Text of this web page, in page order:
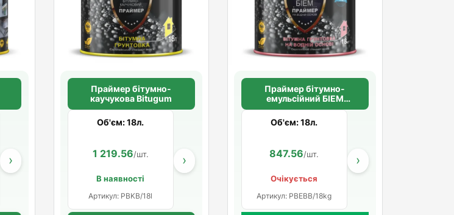
272.67
›
Праймер бітумно-
каучукова Bitugum
Об'єм: 18л.
1 219.56/шт.
В наявності
Артикул: PBKB/18l
402.22
›
Праймер бітумно-
емульсійний БІЕМ
BITUGUM
Об'єм: 18л.
847.56/шт.
Очікується
Артикул: PBEBB/18kg
›